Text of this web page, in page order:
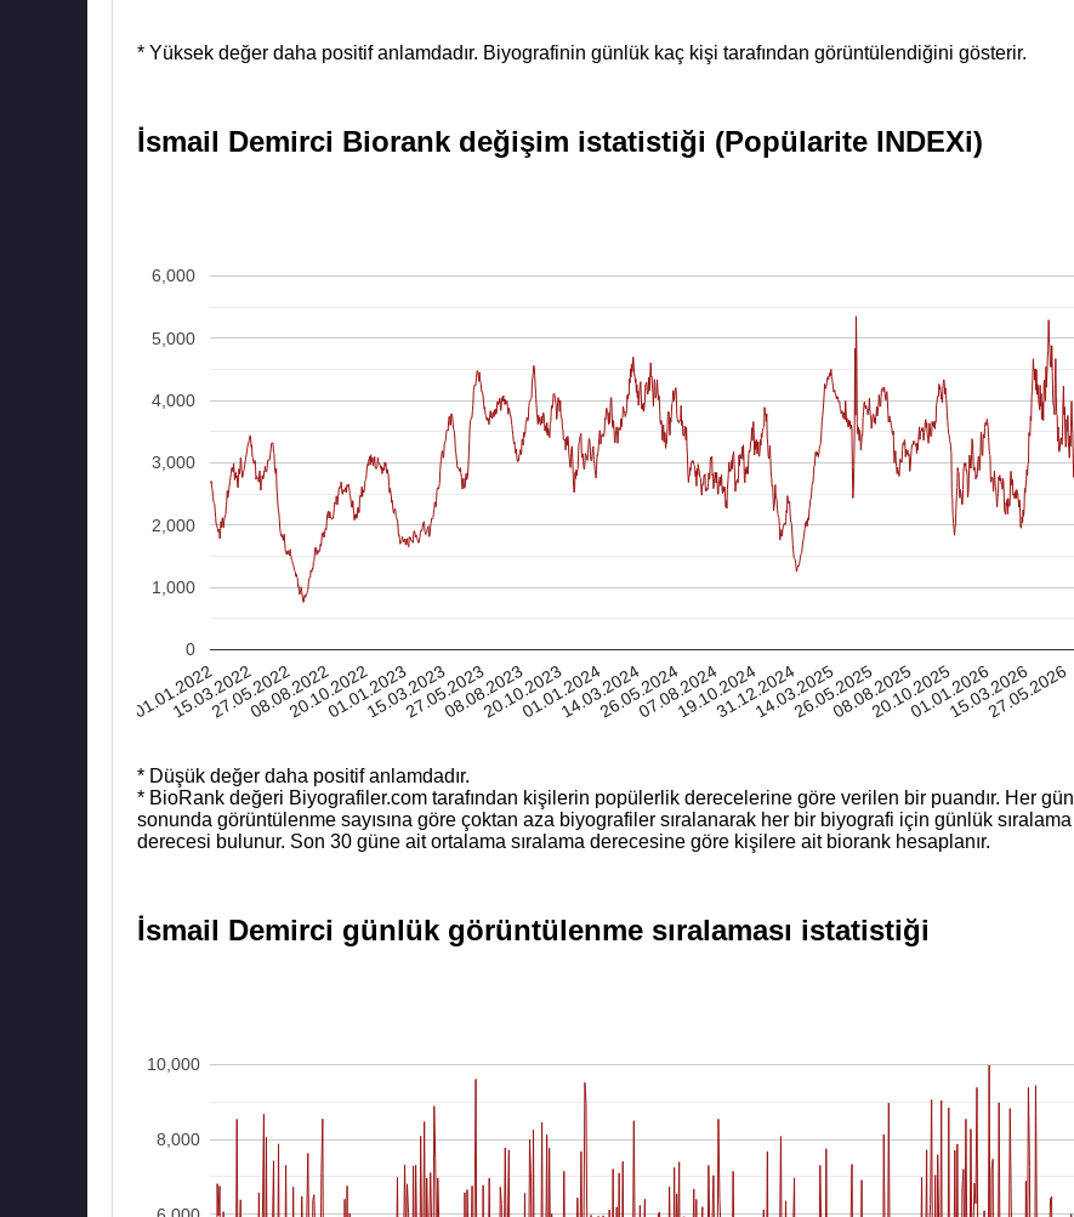
* Yüksek değer daha positif anlamdadır. Biyografinin günlük kaç kişi tarafından görüntülendiğini gösterir.
İsmail Demirci Biorank değişim istatistiği (Popülarite INDEXi)
01.01.2022
15.03.2022
27.05.2022
08.08.2022
20.10.2022
01.01.2023
15.03.2023
27.05.2023
08.08.2023
20.10.2023
01.01.2024
14.03.2024
26.05.2024
07.08.2024
19.10.2024
31.12.2024
14.03.2025
26.05.2025
08.08.2025
20.10.2025
01.01.2026
15.03.2026
27.05.2026
0
1,000
2,000
3,000
4,000
5,000
6,000
* Düşük değer daha positif anlamdadır.
* BioRank değeri Biyografiler.com tarafından kişilerin popülerlik derecelerine göre verilen bir puandır. Her gün
sonunda görüntülenme sayısına göre çoktan aza biyografiler sıralanarak her bir biyografi için günlük sıralama
derecesi bulunur. Son 30 güne ait ortalama sıralama derecesine göre kişilere ait biorank hesaplanır.
İsmail Demirci günlük görüntülenme sıralaması istatistiği
8,000
10,000